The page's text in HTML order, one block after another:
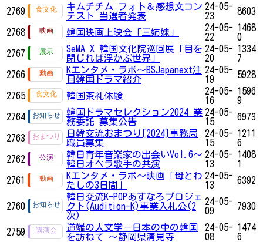
2769
キムチチム フォト＆感想文コン
テスト 当選者発表
24-05-
23
8603
2768 韓国映画上映会「三姉妹」
24-05-
22
1468
0
2767
SeMA X 韓国文化院巡回展「目を
閉じれば浮かぶ世界」
24-05-
20
1334
7
2766
Kエンタメ・ラボ～BSJapanext注
目韓国ドラマ紹介
24-05-
19
5928
2765 韓国茶礼体験
24-05-
16
1596
9
2764
韓国ドラマセレクション2024 業
務委託 募集公告
24-05-
15
6973
2763
日韓交流おまつり[2024]事務局
職員募集
24-05-
15
1211
6
2762
韓日青年音楽家の出会いVol.6～
韓日オペラ歌手の共演
24-05-
13
1408
1
2761
Kエンタメ・ラボ～映画「母とわ
たしの3日間」
24-05-
13
6392
2760
韓日交流K-POPあすなろプロジェ
クト(Audition-K)事業入札公(2
次)
24-05-
09
7930
2759
道端の人文学－日本の中の韓国
を訪ねて ～静岡県清見寺
24-05-
08
1474
6